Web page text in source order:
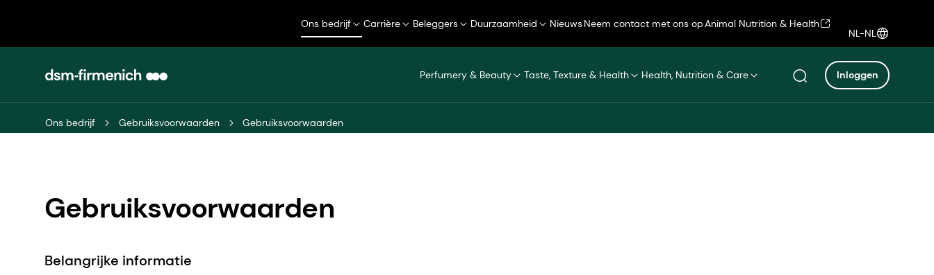
Ons bedrijf Carrière Beleggers Duurzaamheid NieuwsNeem contact met ons opAnimal Nutrition & Health
NL-NL
Perfumery & Beauty Taste, Texture & Health Health, Nutrition & Care Inloggen
Ons bedrijf Gebruiksvoorwaarden Gebruiksvoorwaarden
Gebruiksvoorwaarden
Belangrijke informatie